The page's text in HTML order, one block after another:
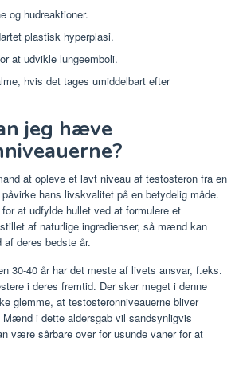
og hudreaktioner.
plastisk hyperplasi.
at udvikle lungeemboli.
hvis det tages umiddelbart efter
jeg hæve
at opleve et lavt niveau af testosteron fra en
hans livskvalitet på en betydelig måde.
at udfylde hullet ved at formulere et
af naturlige ingredienser, så mænd kan
deres bedste år.
30-40 år har det meste af livets ansvar, f.eks.
i deres fremtid. Der sker meget i denne
glemme, at testosteronniveauerne bliver
Mænd i dette aldersgab vil sandsynligvis
være sårbare over for usunde vaner for at